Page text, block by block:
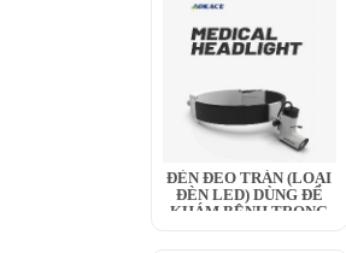
ĐÈN ĐEO TRÁN (LOẠI
ĐÈN LED) DÙNG ĐỂ
KHÁM BỆNH TRONG